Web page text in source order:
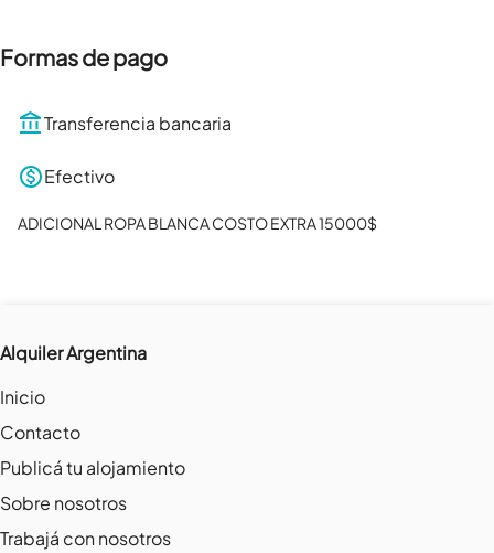
Formas de pago
Transferencia bancaria
Efectivo
ADICIONAL ROPA BLANCA COSTO EXTRA 15000$
Alquiler Argentina
Inicio
Contacto
Publicá tu alojamiento
Sobre nosotros
Trabajá con nosotros